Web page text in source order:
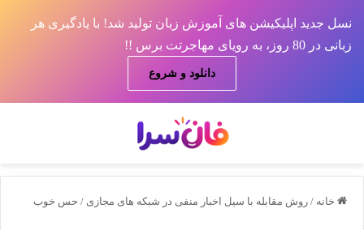
نسل جدید اپلیکیشن های آموزش زبان تولید شد! با یادگیری هر
زبانی در 80 روز، به رویای مهاجرتت برس !!
دانلود و شروع
خانه / روش مقابله با سیل اخبار منفی در شبکه های مجازی / حس خوب